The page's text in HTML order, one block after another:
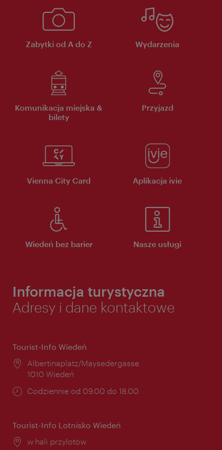
Zabytki od A do Z Wydarzenia
Komunikacja miejska &
bilety
Przyjazd
Vienna City Card Aplikacja ivie
Wiedeń bez barier Nasze usługi
Informacja turystyczna
Adresy i dane kontaktowe
Tourist-Info Wiedeń
Miejsce:
Albertinaplatz/Maysedergasse
1010 Wiedeń
Godziny
Codziennie od 09.00 do 18.00
Tourist-Info Lotnisko Wiedeń
Miejsce:
w hali przylotów